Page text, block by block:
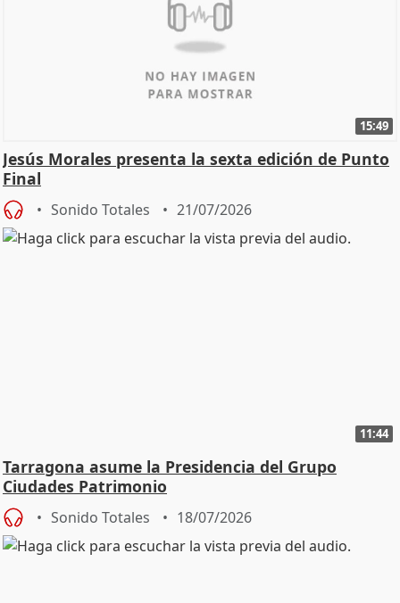
15:49
Jesús Morales presenta la sexta edición de Punto
Final
Sonido Totales 21/07/2026
11:44
Tarragona asume la Presidencia del Grupo
Ciudades Patrimonio
Sonido Totales 18/07/2026